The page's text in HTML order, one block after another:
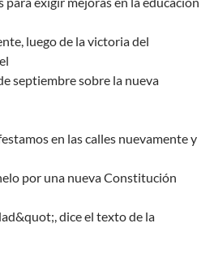
luego de la victoria del
septiembre sobre la nueva
en las calles nuevamente y
por una nueva Constitución
dice el texto de la